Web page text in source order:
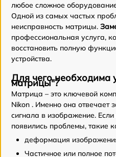
любое сложное
Одной из самых частых
неисправность матрицы.
профессиональная услуга,
восстановить полную
устройства.
Для чего необходима
матрицы"?
Матрица – это ключевой
Nikon . Именно она отвечает
сигнала в изображение.
появились проблемы, такие
деформация
Частичное или полное